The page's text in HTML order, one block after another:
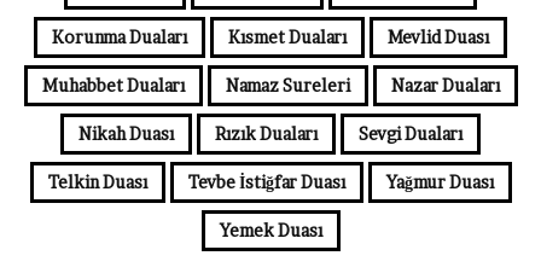
Korunma Duaları Kısmet Duaları Mevlid Duası
Muhabbet Duaları Namaz Sureleri Nazar Duaları
Nikah Duası Rızık Duaları Sevgi Duaları
Telkin Duası Tevbe İstiğfar Duası Yağmur Duası
Yemek Duası